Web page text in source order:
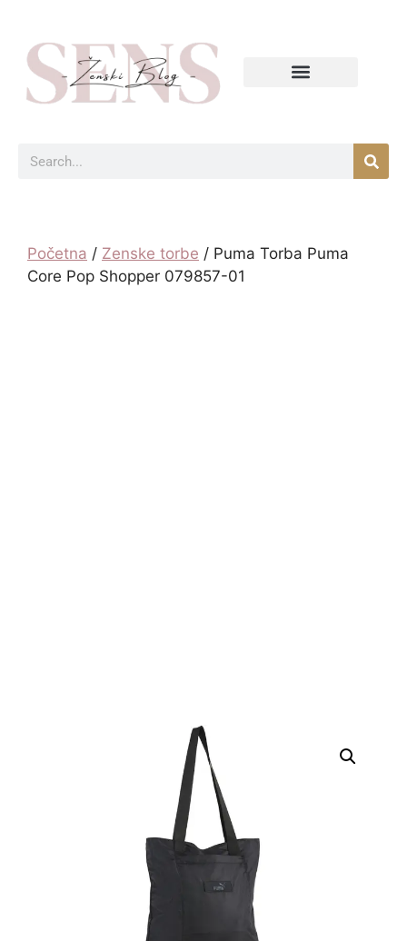
Početna / Zenske torbe / Puma Torba Puma
Core Pop Shopper 079857-01